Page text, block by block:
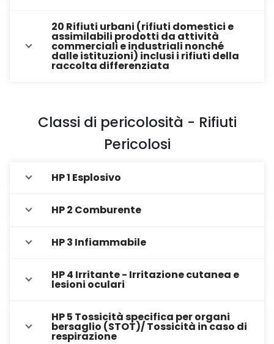
20 Rifiuti urbani (rifiuti domestici e
assimilabili prodotti da attività
commerciali e industriali nonché
dalle istituzioni) inclusi i rifiuti della
raccolta differenziata
Classi di pericolosità - Rifiuti
Pericolosi
HP 1 Esplosivo
HP 2 Comburente
HP 3 Infiammabile
HP 4 Irritante - Irritazione cutanea e
lesioni oculari
HP 5 Tossicità specifica per organi
bersaglio (STOT)/ Tossicità in caso di
respirazione